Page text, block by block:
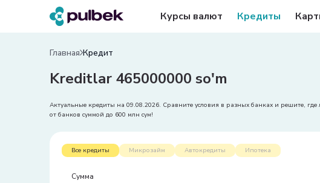
Курсы валют Кредиты
Главная Кредит
Kreditlar 465000000 so'm
Актуальные кредиты на 09.08.2026. Сравните условия в разных банках и решите,
от банков суммой до 600 млн сум!
Все кредиты Микрозайм Автокредиты Ипотека
сумма